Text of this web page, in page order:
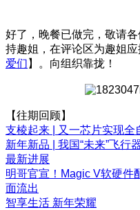
好了，晚餐已做完，敬请
持趣姐，在评论区为趣姐
爱们 】。向组织靠拢！
【往期回顾】
支棱起来 | 又一芯片实现
新年新品 | 我国“未来”飞行
最新进展
明哥官宣！Magic V软硬件
面流出
智享生活 新年荣耀